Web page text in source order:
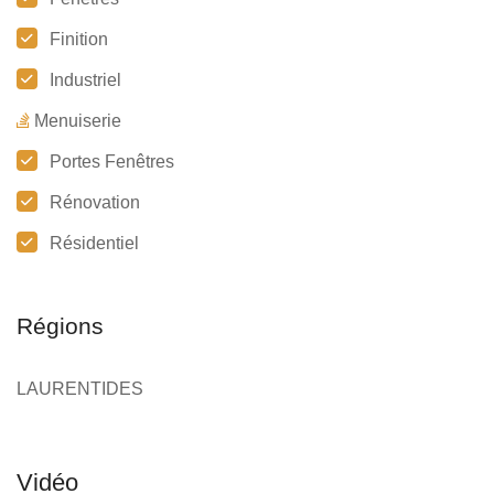
Finition
Industriel
Menuiserie
Portes Fenêtres
Rénovation
Résidentiel
Régions
LAURENTIDES